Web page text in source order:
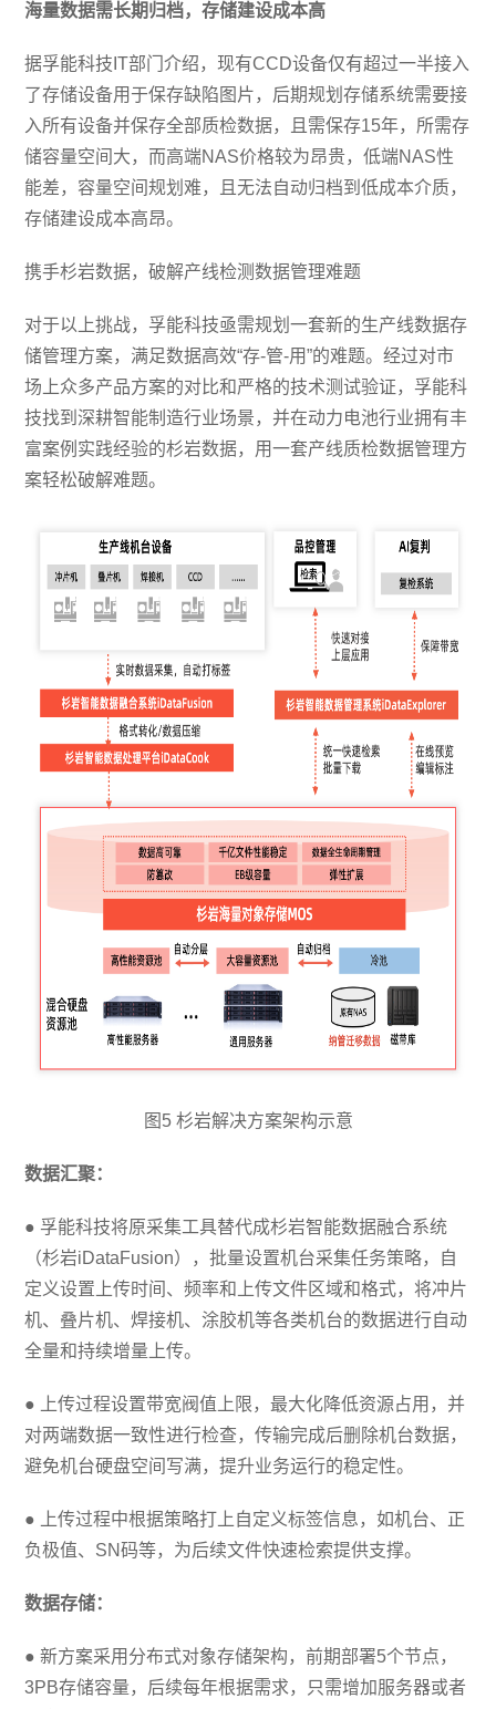
海量数据需长期归档，存储建设成本高
据孚能科技IT部门介绍，现有CCD设备仅有超过一半接入
了存储设备用于保存缺陷图片，后期规划存储系统需要接
入所有设备并保存全部质检数据，且需保存15年，所需存
储容量空间大，而高端NAS价格较为昂贵，低端NAS性
能差，容量空间规划难，且无法自动归档到低成本介质，
存储建设成本高昂。
携手杉岩数据，破解产线检测数据管理难题
对于以上挑战，孚能科技亟需规划一套新的生产线数据存
储管理方案，满足数据高效“存-管-用”的难题。经过对市
场上众多产品方案的对比和严格的技术测试验证，孚能科
技找到深耕智能制造行业场景，并在动力电池行业拥有丰
富案例实践经验的杉岩数据，用一套产线质检数据管理方
案轻松破解难题。
图5 杉岩解决方案架构示意
数据汇聚：
● 孚能科技将原采集工具替代成杉岩智能数据融合系统
（杉岩iDataFusion），批量设置机台采集任务策略，自
定义设置上传时间、频率和上传文件区域和格式，将冲片
机、叠片机、焊接机、涂胶机等各类机台的数据进行自动
全量和持续增量上传。
● 上传过程设置带宽阀值上限，最大化降低资源占用，并
对两端数据一致性进行检查，传输完成后删除机台数据，
避免机台硬盘空间写满，提升业务运行的稳定性。
● 上传过程中根据策略打上自定义标签信息，如机台、正
负极值、SN码等，为后续文件快速检索提供支撑。
数据存储：
● 新方案采用分布式对象存储架构，前期部署5个节点，
3PB存储容量，后续每年根据需求，只需增加服务器或者